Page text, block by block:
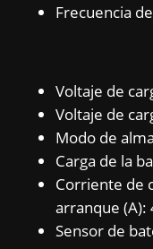
Frecuencia
Voltaje de
Voltaje de
Modo de
Carga de la
Corriente de
arranque (A):
Sensor de